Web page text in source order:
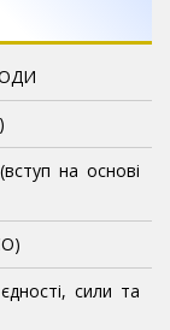
на основі
сили та